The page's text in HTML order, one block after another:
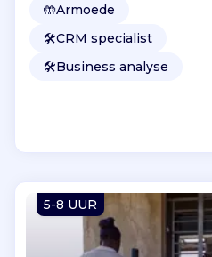
🤲Armoede
🛠️CRM specialist
🛠️Business analyse
5-8 UUR